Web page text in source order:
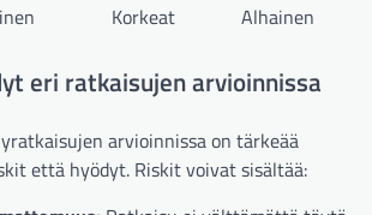
Korkeat Alhainen
eri ratkaisujen arvioinnissa
arvioinnissa on tärkeää
että hyödyt. Riskit voivat sisältää: